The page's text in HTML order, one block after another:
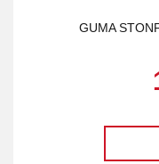
GUMA